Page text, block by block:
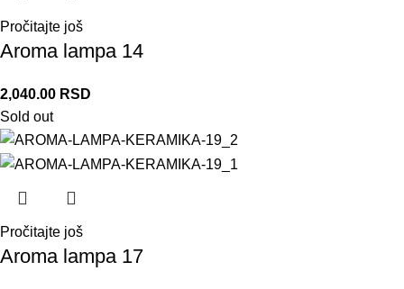
Pročitajte još
Aroma lampa 14
2,040.00 RSD
Sold out
Pročitajte još
Aroma lampa 17